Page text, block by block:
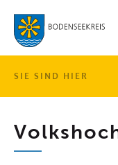
SIE SIND HIER